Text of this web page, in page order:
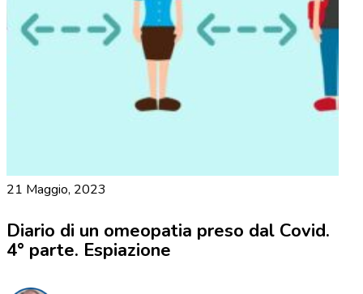
21 Maggio, 2023
Diario di un omeopatia preso dal Covid.
4° parte. Espiazione